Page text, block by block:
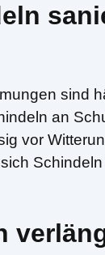
sind
an
vor